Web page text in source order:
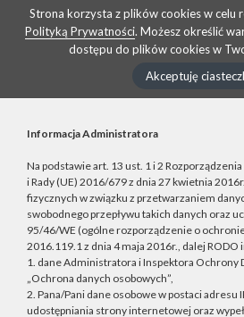
Strona korzysta z plików cookies w celu
Polityką Prywatności. Możesz określić
dostępu do plików cookies w
Akceptuję
Informacja Administratora
Na podstawie art. 13 ust. 1 i 2
i Rady (UE) 2016/679 z dnia 27 kwietnia
fizycznych w związku z przetwarzaniem
swobodnego przepływu takich danych oraz
95/46/WE (ogólne rozporządzenie o ochronie
2016.119.1 z dnia 4 maja 2016r., dalej
1. dane Administratora i Inspektora Ochrony
„Ochrona danych osobowych”,
2. Pana/Pani dane osobowe w postaci adresu
udostępniania strony internetowej oraz